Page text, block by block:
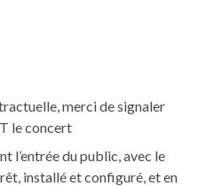
merci de signaler
le concert
l’entrée du public, avec le
installé et configuré, et en